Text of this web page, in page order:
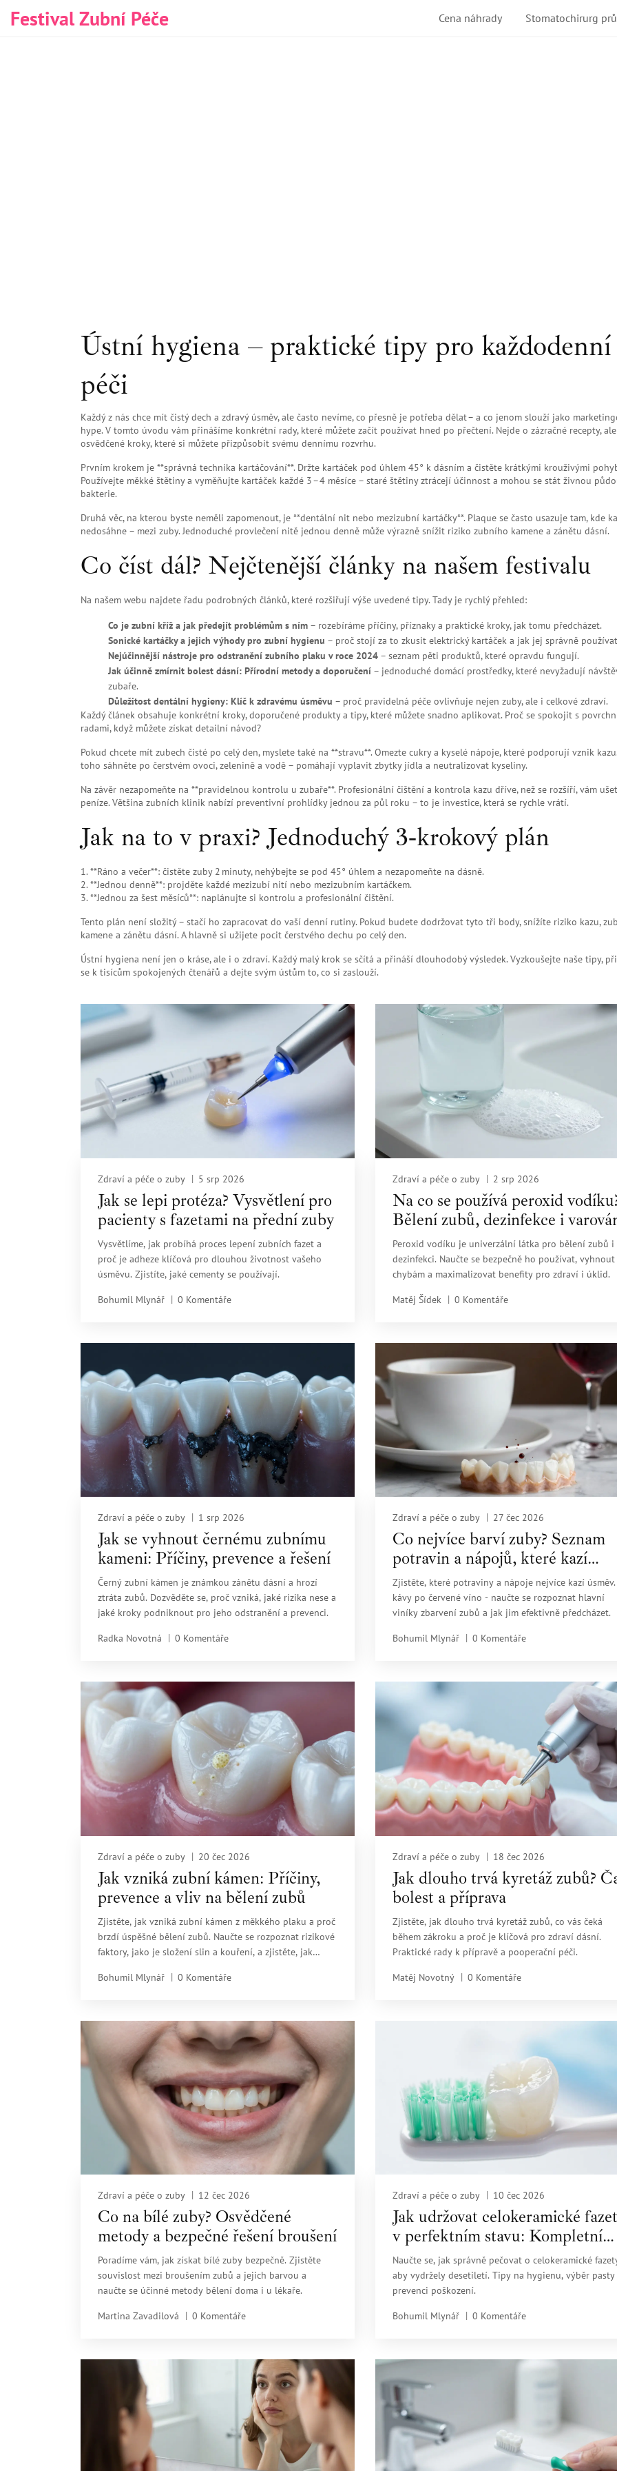
Festival Zubní Péče Cena náhrady Stomatochirurg
Ústní hygiena – praktické tipy pro každodenní
péči
Každý z nás chce mít čistý dech a zdravý úsměv, ale často nevíme, co přesně je potřeba dělat – a co jenom slouží jako
hype. V tomto úvodu vám přinášíme konkrétní rady, které můžete začít používat hned po přečtení. Nejde o zázračné recepty,
osvědčené kroky, které si můžete přizpůsobit svému dennímu rozvrhu.
Prvním krokem je **správná technika kartáčování**. Držte kartáček pod úhlem 45° k dásním a čistěte krátkými krouživými
Používejte měkké štětiny a vyměňujte kartáček každé 3 – 4 měsíce – staré štětiny ztrácejí účinnost a mohou se stát živnou
bakterie.
Druhá věc, na kterou byste neměli zapomenout, je **dentální nit nebo mezizubní kartáčky**. Plaque se často usazuje tam, kde
nedosáhne – mezi zuby. Jednoduché provlečení nitě jednou denně může výrazně snížit riziko zubního kamene a zánětu dásní.
Co číst dál? Nejčtenější články na našem festivalu
Na našem webu najdete řadu podrobných článků, které rozšiřují výše uvedené tipy. Tady je rychlý přehled:
Co je zubní kříž a jak předejít problémům s ním – rozebíráme příčiny, příznaky a praktické kroky, jak tomu předcházet.
Sonické kartáčky a jejich výhody pro zubní hygienu – proč stojí za to zkusit elektrický kartáček a jak jej správně
Nejúčinnější nástroje pro odstranění zubního plaku v roce 2024 – seznam pěti produktů, které opravdu fungují.
Jak účinně zmírnit bolest dásní: Přírodní metody a doporučení – jednoduché domácí prostředky, které nevyžadují
zubaře.
Důležitost dentální hygieny: Klíč k zdravému úsměvu – proč pravidelná péče ovlivňuje nejen zuby, ale i celkové zdraví.
Každý článek obsahuje konkrétní kroky, doporučené produkty a tipy, které můžete snadno aplikovat. Proč se spokojit s
radami, když můžete získat detailní návod?
Pokud chcete mít zubech čisté po celý den, myslete také na **stravu**. Omezte cukry a kyselé nápoje, které podporují vznik
toho sáhněte po čerstvém ovoci, zelenině a vodě – pomáhají vyplavit zbytky jídla a neutralizovat kyseliny.
Na závěr nezapomeňte na **pravidelnou kontrolu u zubaře**. Profesionální čištění a kontrola kazu dříve, než se rozšíří, vám
peníze. Většina zubních klinik nabízí preventivní prohlídky jednou za půl roku – to je investice, která se rychle vrátí.
Jak na to v praxi? Jednoduchý 3‑krokový plán
1. **Ráno a večer**: čistěte zuby 2 minuty, nehýbejte se pod 45° úhlem a nezapomeňte na dásně.
2. **Jednou denně**: projděte každé mezizubí nití nebo mezizubním kartáčkem.
3. **Jednou za šest měsíců**: naplánujte si kontrolu a profesionální čištění.
Tento plán není složitý – stačí ho zapracovat do vaší denní rutiny. Pokud budete dodržovat tyto tři body, snížíte riziko kazu,
kamene a zánětu dásní. A hlavně si užijete pocit čerstvého dechu po celý den.
Ústní hygiena není jen o kráse, ale i o zdraví. Každý malý krok se sčítá a přináší dlouhodobý výsledek. Vyzkoušejte naše tipy,
se k tisícům spokojených čtenářů a dejte svým ústům to, co si zaslouží.
Zdraví a péče o zuby 5 srp 2026
Jak se lepi protéza? Vysvětlení pro
pacienty s fazetami na přední zuby
Vysvětlíme, jak probíhá proces lepení zubních fazet a
proč je adheze klíčová pro dlouhou životnost vašeho
úsměvu. Zjistíte, jaké cementy se používají.
Bohumil Mlynář 0 Komentáře
Zdraví a péče o zuby 2 srp 2026
Na co se používá peroxid
Bělení zubů, dezinfekce i
Peroxid vodíku je univerzální látka pro bělení zubů i
dezinfekci. Naučte se bezpečně ho používat, vyhnout
chybám a maximalizovat benefity pro zdraví i úklid.
Matěj Šídek 0 Komentáře
Zdraví a péče o zuby 1 srp 2026
Jak se vyhnout černému zubnímu
kameni: Příčiny, prevence a řešení
Černý zubní kámen je známkou zánětu dásní a hrozí
ztráta zubů. Dozvěděte se, proč vzniká, jaké rizika nese a
jaké kroky podniknout pro jeho odstranění a prevenci.
Radka Novotná 0 Komentáře
Zdraví a péče o zuby 27 čec 2026
Co nejvíce barví zuby? Seznam
potravin a nápojů, které kazí
úsměv
Zjistěte, které potraviny a nápoje nejvíce kazí
kávy po červené víno - naučte se rozpoznat hlavní
viníky zbarvení zubů a jak jim efektivně předcházet.
Bohumil Mlynář 0 Komentáře
Zdraví a péče o zuby 20 čec 2026
Jak vzniká zubní kámen: Příčiny,
prevence a vliv na bělení zubů
Zjistěte, jak vzniká zubní kámen z měkkého plaku a proč
brzdí úspěšné bělení zubů. Naučte se rozpoznat rizikové
faktory, jako je složení slin a kouření, a zjistěte, jak
bílého úsměvu bez nerovnoměrných efektů.
Bohumil Mlynář 0 Komentáře
Zdraví a péče o zuby 18 čec 2026
Jak dlouho trvá kyretáž zubů?
bolest a příprava
Zjistěte, jak dlouho trvá kyretáž zubů, co vás čeká
během zákroku a proč je klíčová pro zdraví dásní.
Praktické rady k přípravě a pooperační péči.
Matěj Novotný 0 Komentáře
Zdraví a péče o zuby 12 čec 2026
Co na bílé zuby? Osvědčené
metody a bezpečné řešení broušení
Poradíme vám, jak získat bílé zuby bezpečně. Zjistěte
souvislost mezi broušením zubů a jejich barvou a
naučte se účinné metody bělení doma i u lékaře.
Martina Zavadilová 0 Komentáře
Zdraví a péče o zuby 10 čec 2026
Jak udržovat celokeramické
v perfektním stavu: Kompletní
průvodce péčí
Naučte se, jak správně pečovat o celokeramické
aby vydržely desetiletí. Tipy na hygienu, výběr pasty
prevenci poškození.
Bohumil Mlynář 0 Komentáře